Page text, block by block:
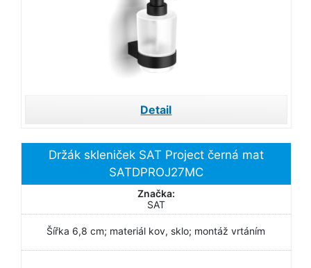
Detail
Držák skleniček SAT Project černá mat
SATDPROJ27MC
Značka:
SAT
Šířka 6,8 cm; materiál kov, sklo; montáž vrtáním